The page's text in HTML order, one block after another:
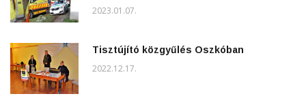
2023.01.07.
Tisztújító közgyűlés Oszkóban
2022.12.17.